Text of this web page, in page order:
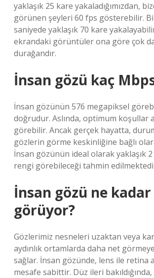
yaklaşık 25 kare yakaladığımızdan,
görünen şeyleri 60 fps gösterebilir.
saniyede yaklaşık 70 kare
ekrandaki görüntüler ona göre çok
durağandır.
İnsan gözü kaç
İnsan gözünün 576 megapiksel
doğrudur. Aslında, optimum koşullar
görebilir. Ancak gerçek hayatta,
gözlerin görme keskinliğine bağlı
İnsan gözünün ideal olarak yaklaşık
rengi görebileceği tahmin
İnsan gözü ne
görüyor?
Gözlerimiz nesneleri uzaktan veya
aydınlık ortamlarda daha net
sağlar. İnsan gözünde, lens ile retina
mesafe sabittir. Düz ileri